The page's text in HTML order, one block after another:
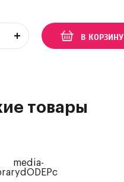
В КОРЗИНУ
товары